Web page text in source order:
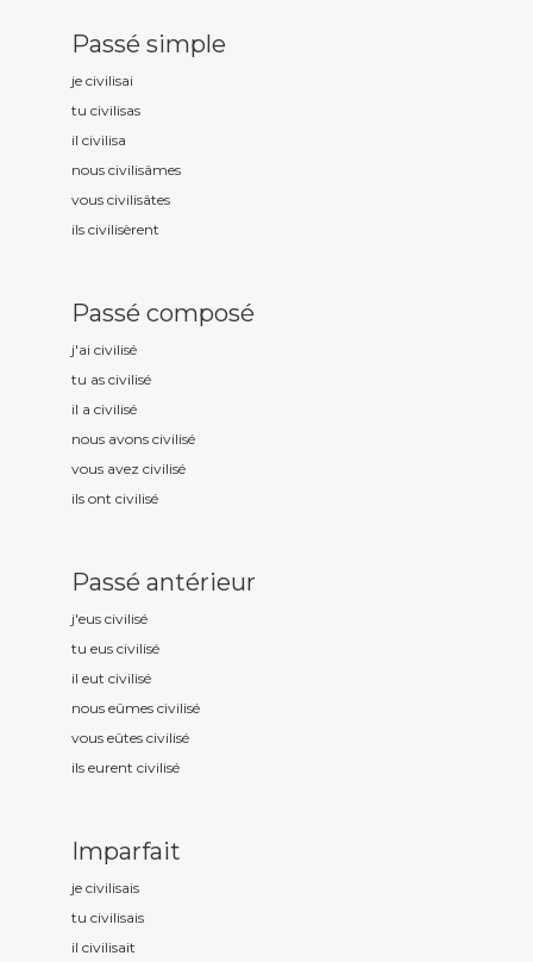
Passé simple
je civilisai
tu civilisas
il civilisa
nous civilisâmes
vous civilisâtes
ils civilisèrent
Passé composé
j'ai civilisé
tu as civilisé
il a civilisé
nous avons civilisé
vous avez civilisé
ils ont civilisé
Passé antérieur
j'eus civilisé
tu eus civilisé
il eut civilisé
nous eûmes civilisé
vous eûtes civilisé
ils eurent civilisé
Imparfait
je civilisais
tu civilisais
il civilisait